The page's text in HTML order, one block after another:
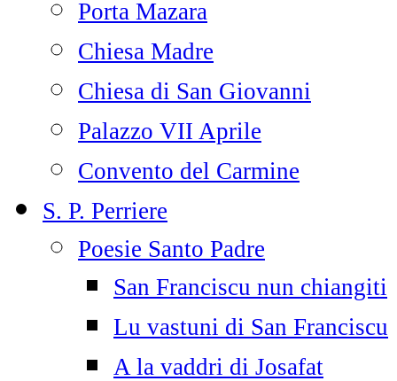
Porta Mazara
Chiesa Madre
Chiesa di San Giovanni
Palazzo VII Aprile
Convento del Carmine
S. P. Perriere
Poesie Santo Padre
San Franciscu nun chiangiti
Lu vastuni di San Franciscu
A la vaddri di Josafat